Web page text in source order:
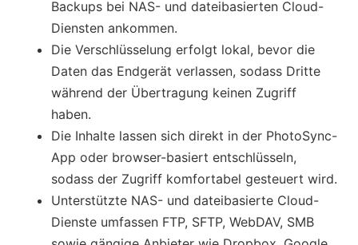
Backups bei NAS- und dateibasierten Cloud-
Diensten ankommen.
Die Verschlüsselung erfolgt lokal, bevor die
Daten das Endgerät verlassen, sodass Dritte
während der Übertragung keinen Zugriff
haben.
Die Inhalte lassen sich direkt in der PhotoSync-
App oder browser-basiert entschlüsseln,
sodass der Zugriff komfortabel gesteuert wird.
Unterstützte NAS- und dateibasierte Cloud-
Dienste umfassen FTP, SFTP, WebDAV, SMB